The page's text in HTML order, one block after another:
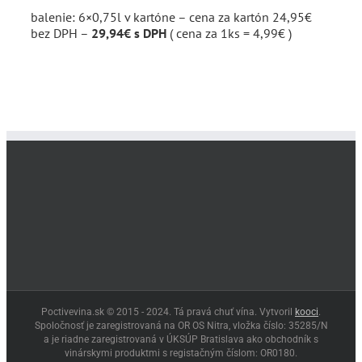
balenie: 6×0,75l v kartóne – cena za kartón 24,95€
bez DPH – 29,94€ s DPH ( cena za 1ks = 4,99€ )
Poctivevina.sk © 2015 - 2024. Tá pravá chuť vína. Vytvoril kooci.
Spoločnosť je zaregistrovaná na OR OS Nitra, vložka číslo: 35285/N
a je riadne zaregistrovaná v ÚKSÚP Bratislava ako obchodník s
vinárskymi produktmi s registačným číslom: OR0180.